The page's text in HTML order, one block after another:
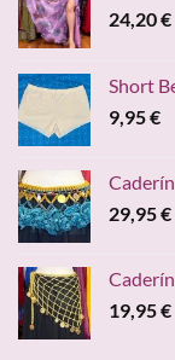
24,20€
Short
9,95€
29,95€
19,95€